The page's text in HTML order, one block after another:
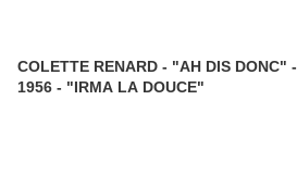
COLETTE RENARD - "AH DIS DONC" -
1956 - "IRMA LA DOUCE"